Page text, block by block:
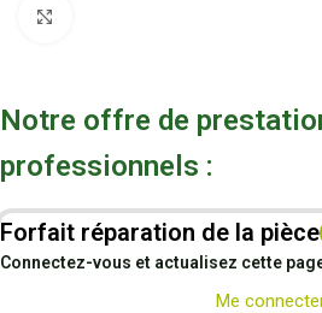
Notre offre de
professionnels :
Forfait réparation de la pièce
Connectez-vous et actualisez cette
Me